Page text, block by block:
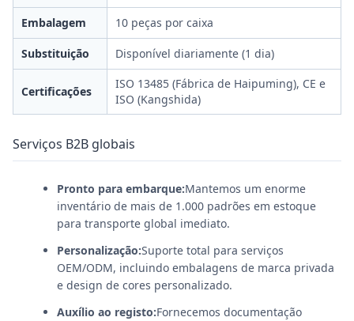
Embalagem 10 peças por caixa
Substituição Disponível diariamente (1 dia)
Certificações
ISO 13485 (Fábrica de Haipuming), CE e
ISO (Kangshida)
Serviços B2B globais
Pronto para embarque:Mantemos um enorme
inventário de mais de 1.000 padrões em estoque
para transporte global imediato.
Personalização:Suporte total para serviços
OEM/ODM, incluindo embalagens de marca privada
e design de cores personalizado.
Auxílio ao registo:Fornecemos documentação